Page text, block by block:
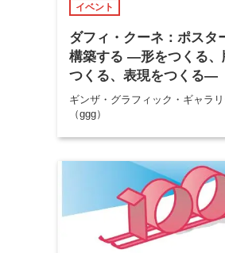
イベント
ダフィ・クーネ：ポスタ
構築する ―形をつくる、
つくる、表現をつくる―
ギンザ・グラフィック・ギャラ
（ggg）